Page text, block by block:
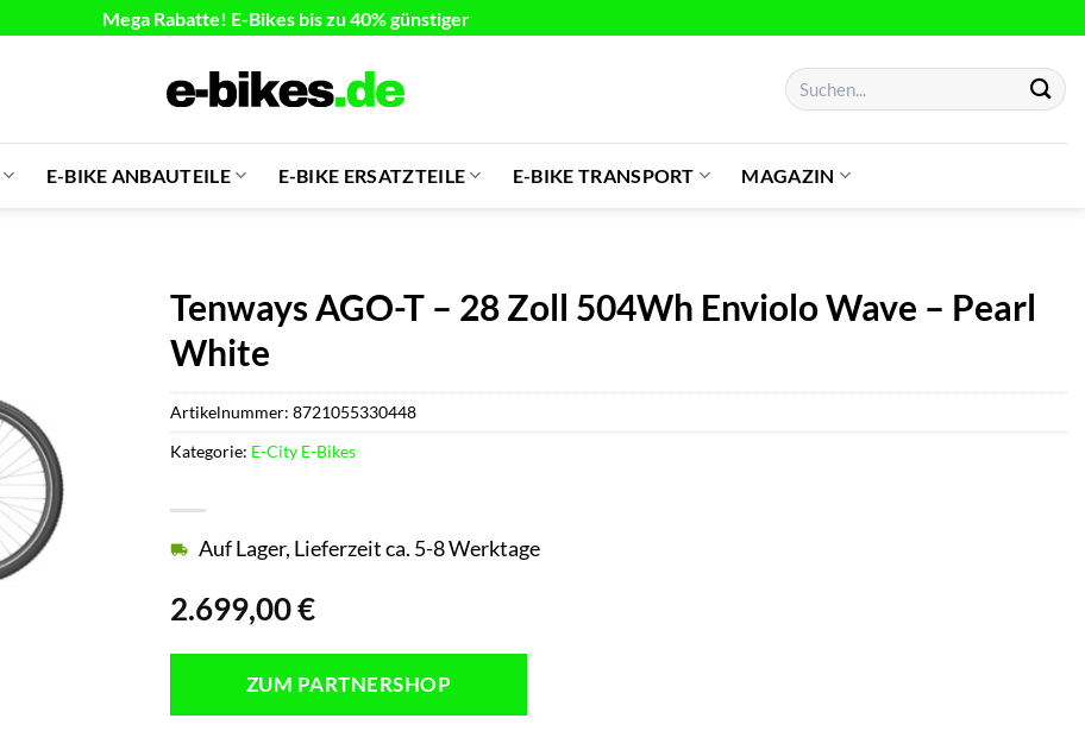
Mega Rabatte! E-Bikes bis zu 40% günstiger
Suchen
nach:
E-BIKE ANBAUTEILE E-BIKE ERSATZTEILE E-BIKE TRANSPORT MAGAZIN
Tenways AGO-T – 28 Zoll 504Wh Enviolo Wave – Pearl
White
2.699,00€
Auf Lager, Lieferzeit ca. 5-8 Werktage
ZUM PARTNERSHOP
Artikelnummer: 8721055330448
Kategorie: E-City E-Bikes